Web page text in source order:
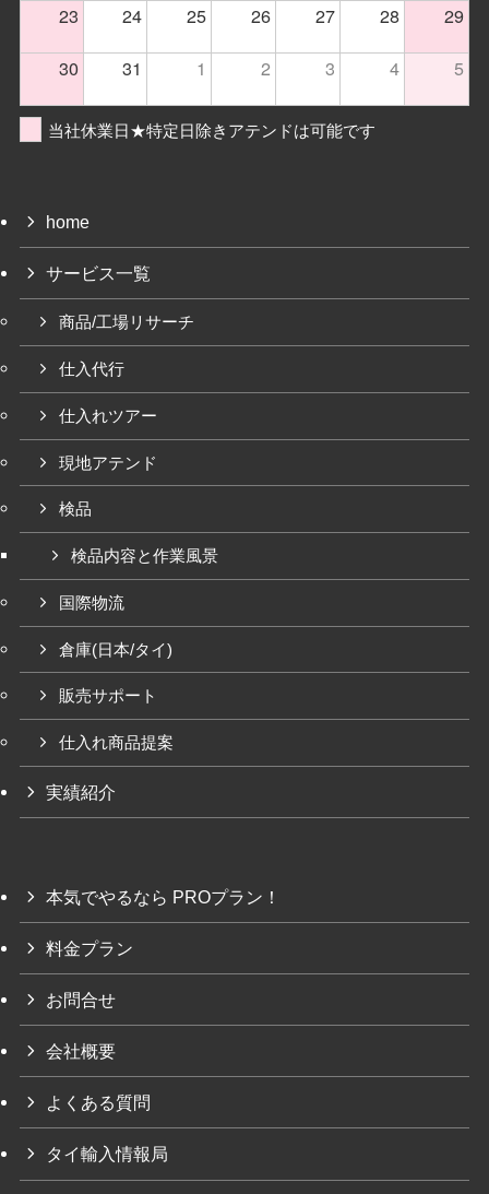
23
24 25 26 27 28
29
30
31 1 2 3 4 5
当社休業日★特定日除きアテンドは可能です
home
サービス一覧
商品/工場リサーチ
仕入代行
仕入れツアー
現地アテンド
検品
検品内容と作業風景
国際物流
倉庫(日本/タイ)
販売サポート
仕入れ商品提案
実績紹介
本気でやるなら PROプラン！
料金プラン
お問合せ
会社概要
よくある質問
タイ輸入情報局